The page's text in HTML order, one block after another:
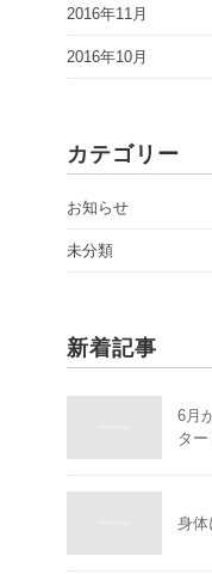
2016年11月
2016年10月
カテゴリー
お知らせ
未分類
新着記事
6月
ター
身体